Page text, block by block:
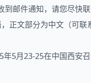
邮件通知，请您尽快联
正文部分为中文（可
年5月23-25在中国西安